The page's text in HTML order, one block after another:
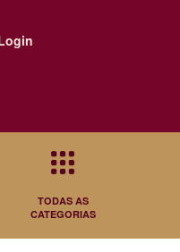
TODAS AS
CATEGORIAS